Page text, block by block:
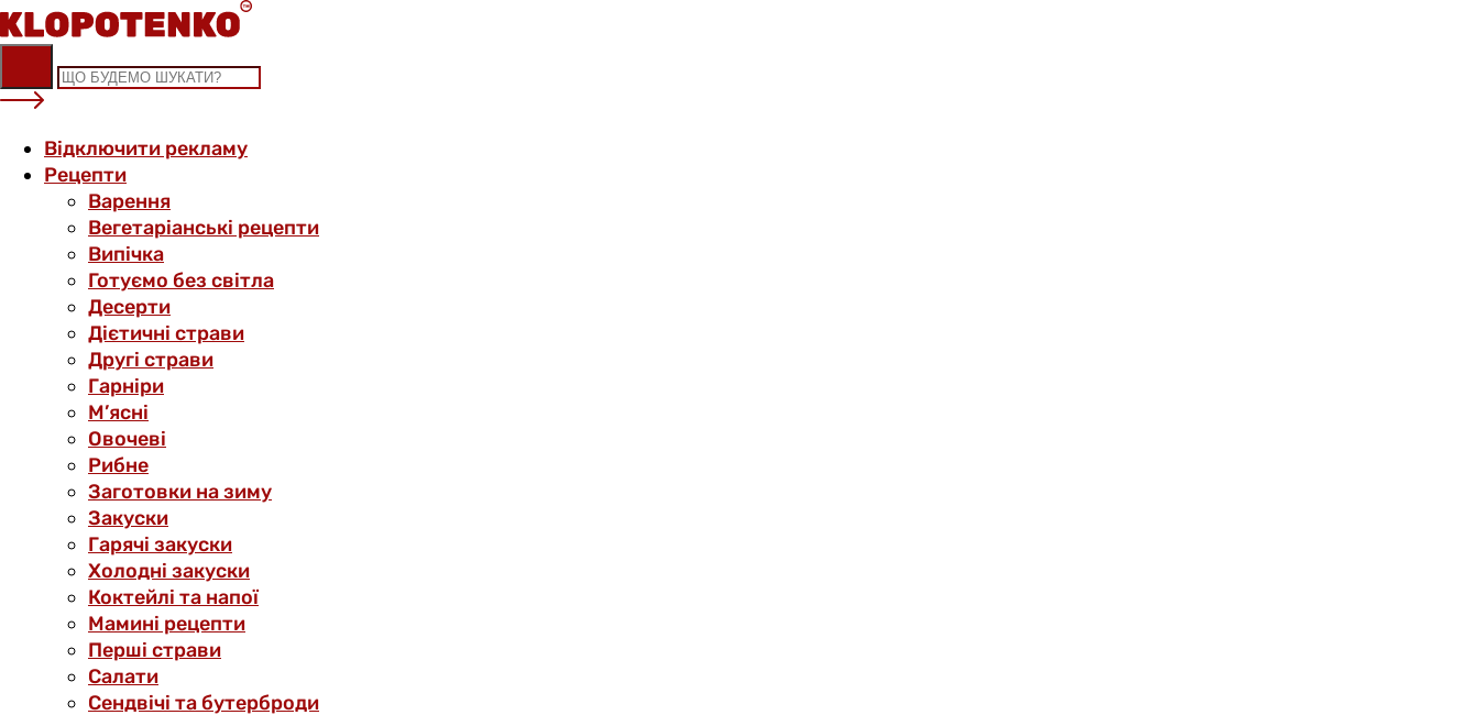
Skip
to
content
Відключити рекламу
Рецепти
Варення
Вегетаріанські рецепти
Випічка
Готуємо без світла
Десерти
Дієтичні страви
Другі страви
Гарніри
М’ясні
Овочеві
Рибне
Заготовки на зиму
Закуски
Гарячі закуски
Холодні закуски
Коктейлі та напої
Мамині рецепти
Перші страви
Салати
Сендвічі та бутерброди